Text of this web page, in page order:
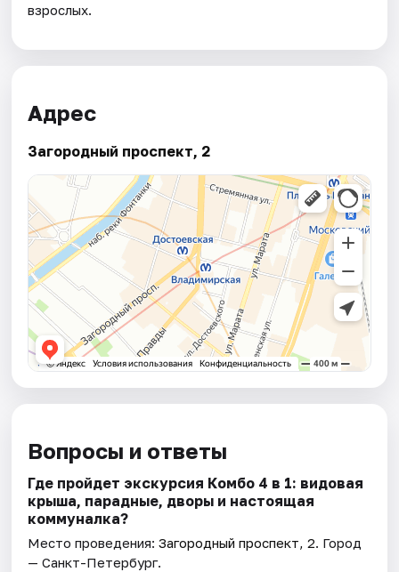
взрослых.
Адрес
Загородный проспект, 2
Вопросы и ответы
Где пройдет экскурсия Комбо 4 в 1: видовая
крыша, парадные, дворы и настоящая
коммуналка?
Место проведения:Загородный проспект, 2. Город
— Санкт-Петербург.